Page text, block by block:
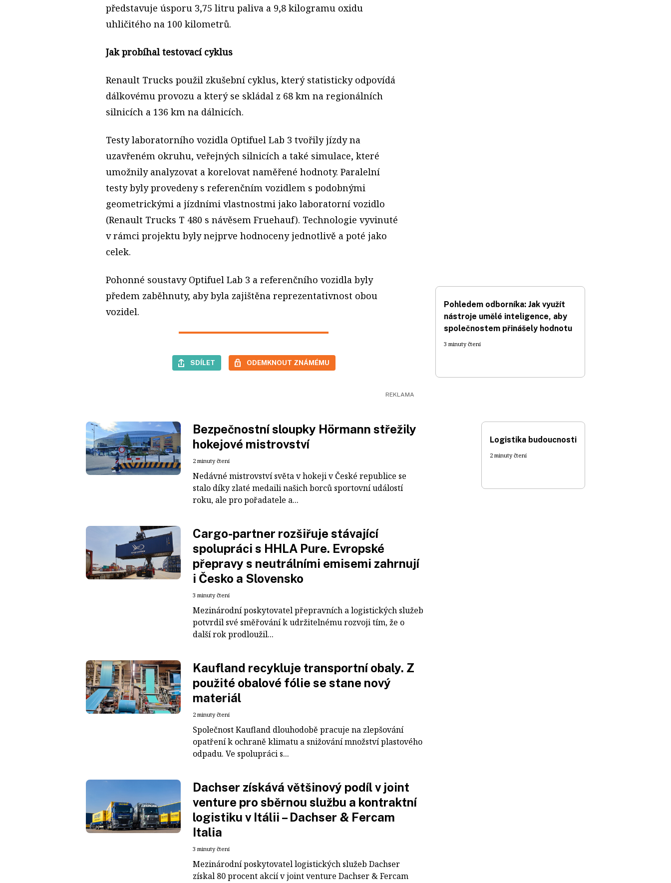
představuje úsporu 3,75 litru paliva a 9,8 kilogramu oxidu
uhličitého na 100 kilometrů.
Jak probíhal testovací cyklus
Renault Trucks použil zkušební cyklus, který statisticky odpovídá
dálkovému provozu a který se skládal z 68 km na regionálních
silnicích a 136 km na dálnicích.
Testy laboratorního vozidla Optifuel Lab 3 tvořily jízdy na
uzavřeném okruhu, veřejných silnicích a také simulace, které
umožnily analyzovat a korelovat naměřené hodnoty. Paralelní
testy byly provedeny s referenčním vozidlem s podobnými
geometrickými a jízdními vlastnostmi jako laboratorní vozidlo
(Renault Trucks T 480 s návěsem Fruehauf). Technologie vyvinuté
v rámci projektu byly nejprve hodnoceny jednotlivě a poté jako
celek.
Pohonné soustavy Optifuel Lab 3 a referenčního vozidla byly
předem zaběhnuty, aby byla zajištěna reprezentativnost obou
vozidel.
SDÍLET ODEMKNOUT ZNÁMÉMU
Pohledem odborníka: Jak využít
nástroje umělé inteligence, aby
společnostem přinášely hodnotu
3 minuty čtení
Bezpečnostní sloupky Hörmann střežily
hokejové mistrovství
2 minuty čtení
Nedávné mistrovství světa v hokeji v České republice se
stalo díky zlaté medaili našich borců sportovní událostí
roku, ale pro pořadatele a...
Cargo-partner rozšiřuje stávající
spolupráci s HHLA Pure. Evropské
přepravy s neutrálními emisemi zahrnují
i Česko a Slovensko
3 minuty čtení
Mezinárodní poskytovatel přepravních a logistických služeb
potvrdil své směřování k udržitelnému rozvoji tím, že o
další rok prodloužil...
Kaufland recykluje transportní obaly. Z
použité obalové fólie se stane nový
materiál
2 minuty čtení
Společnost Kaufland dlouhodobě pracuje na zlepšování
opatření k ochraně klimatu a snižování množství plastového
odpadu. Ve spolupráci s...
Dachser získává většinový podíl v joint
venture pro sběrnou službu a kontraktní
logistiku v Itálii – Dachser & Fercam
Italia
3 minuty čtení
Mezinárodní poskytovatel logistických služeb Dachser
získal 80 procent akcií v joint venture Dachser & Fercam
Logistika budoucnosti
2 minuty čtení